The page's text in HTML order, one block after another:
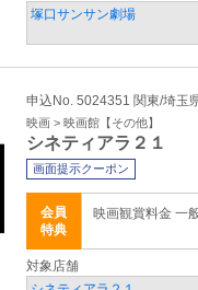
塚口サンサン劇場
申込No. 5024351 関東/埼玉
映画 > 映画館【その他】
シネティアラ２１
画面提示クーポン
会員
特典
映画観賞料金 一
対象店舗